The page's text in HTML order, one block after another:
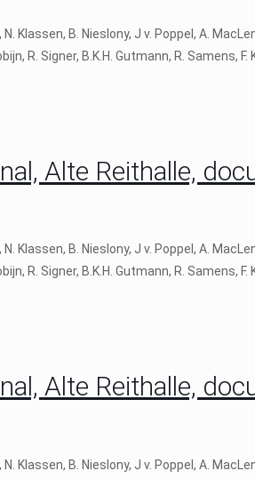
B. Nieslony, J v. Poppel, A.
R. Signer, B.K.H. Gutmann, R. Samens, F.
Alte Reithalle,
B. Nieslony, J v. Poppel, A.
R. Signer, B.K.H. Gutmann, R. Samens, F.
Alte Reithalle,
B. Nieslony, J v. Poppel, A.